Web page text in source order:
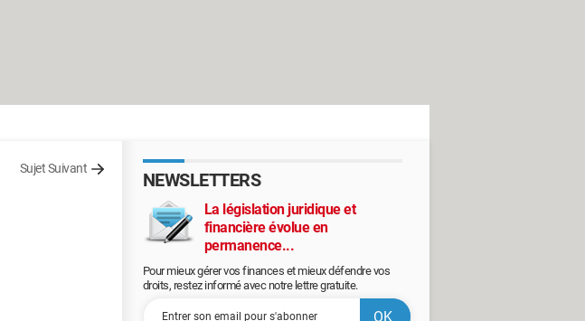
Sujet Suivant
NEWSLETTERS
La législation juridique et
financière évolue en
permanence...
Pour mieux gérer vos finances et mieux défendre vos
droits, restez informé avec notre lettre gratuite.